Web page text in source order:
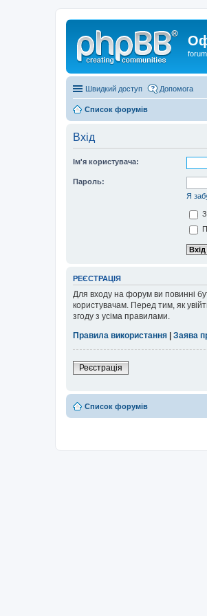
Швидкий доступ Допомога
Список форумів
Вхід
Ім'я користувача:
Пароль:
Я
РЕЄСТРАЦІЯ
Для входу на форум ви повинні
користувачам. Перед тим, як
згоду з усіма правилами.
Правила використання
Заява
Реєстрація
Список форумів